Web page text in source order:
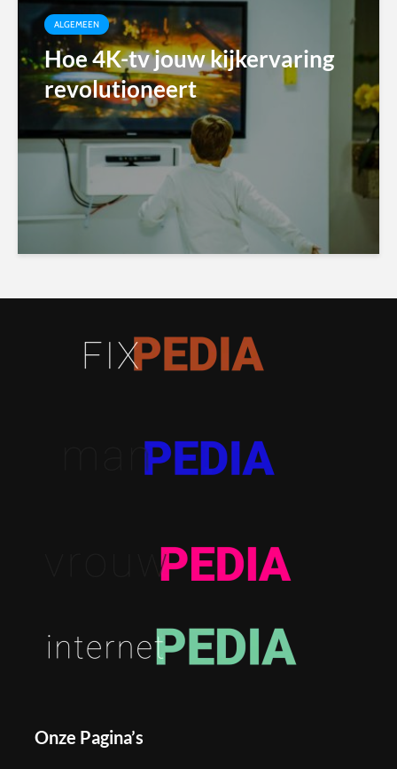
ALGEMEEN
Hoe 4K-tv jouw kijkervaring
revolutioneert
Onze Pagina’s